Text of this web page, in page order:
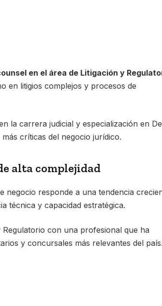
en el área de Litigación y
en litigios complejos y procesos de
la carrera judicial y especialización en
críticas del negocio jurídico.
alta complejidad
negocio responde a una tendencia
técnica y capacidad estratégica.
con una profesional que ha
y concursales más relevantes del